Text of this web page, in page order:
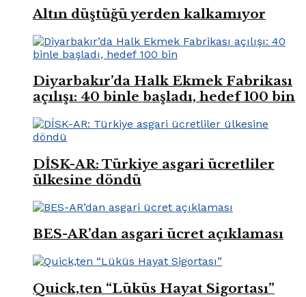
Altın düştüğü yerden kalkamıyor
Diyarbakır’da Halk Ekmek Fabrikası
açılışı: 40 binle başladı, hedef 100 bin
DİSK-AR: Türkiye asgari ücretliler
ülkesine döndü
BES-AR’dan asgari ücret açıklaması
Quick,ten “Lüküs Hayat Sigortası”